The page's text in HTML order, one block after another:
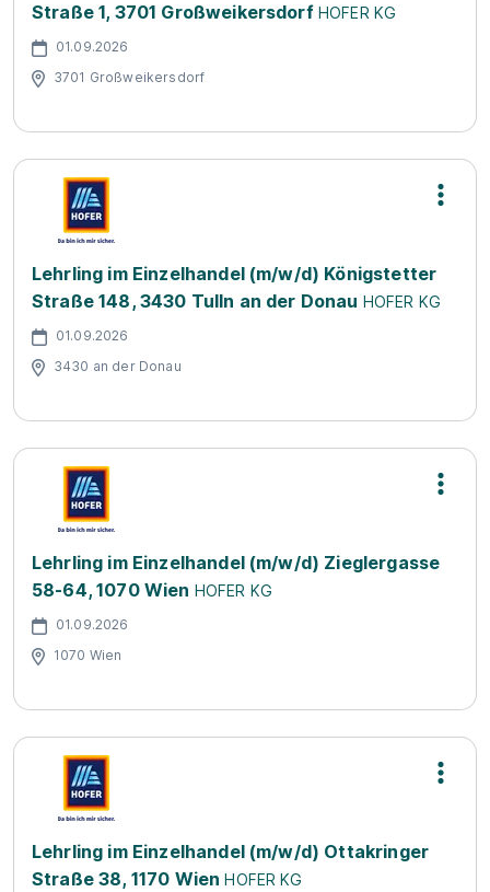
Straße 1, 3701 Großweikersdorf HOFER KG
01.09.2026
3701 Großweikersdorf
Lehrling im Einzelhandel (m/w/d) Königstetter
Straße 148, 3430 Tulln an der Donau HOFER KG
01.09.2026
3430 an der Donau
Lehrling im Einzelhandel (m/w/d) Zieglergasse
58-64, 1070 Wien HOFER KG
01.09.2026
1070 Wien
Lehrling im Einzelhandel (m/w/d) Ottakringer
Straße 38, 1170 Wien HOFER KG